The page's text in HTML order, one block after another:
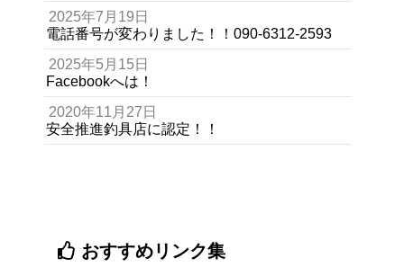
2025年7月19日
電話番号が変わりました！！090-6312-2593
2025年5月15日
Facebookへは！
2020年11月27日
安全推進釣具店に認定！！
おすすめリンク集